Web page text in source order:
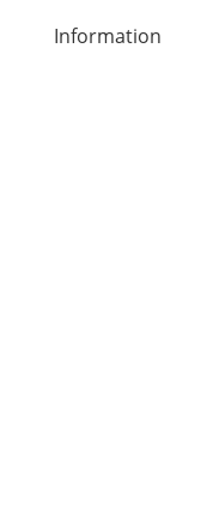
Information